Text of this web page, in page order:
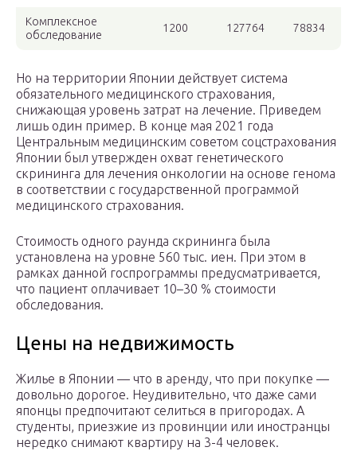
Комплексное
обследование
1200 127764 78834
Но на территории Японии действует система
обязательного медицинского страхования,
снижающая уровень затрат на лечение. Приведем
лишь один пример. В конце мая 2021 года
Центральным медицинским советом соцстрахования
Японии был утвержден охват генетического
скрининга для лечения онкологии на основе генома
в соответствии с государственной программой
медицинского страхования.
Стоимость одного раунда скрининга была
установлена на уровне 560 тыс. иен. При этом в
рамках данной госпрограммы предусматривается,
что пациент оплачивает 10–30 % стоимости
обследования.
Цены на недвижимость
Жилье в Японии — что в аренду, что при покупке —
довольно дорогое. Неудивительно, что даже сами
японцы предпочитают селиться в пригородах. А
студенты, приезжие из провинции или иностранцы
нередко снимают квартиру на 3-4 человек.